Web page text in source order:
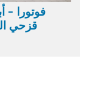
فوتورا -
قزحي